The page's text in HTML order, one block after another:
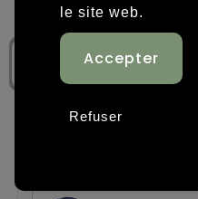
Sacs à dos
Sacs porté épaule
Chaussures
le site web.
Refuser